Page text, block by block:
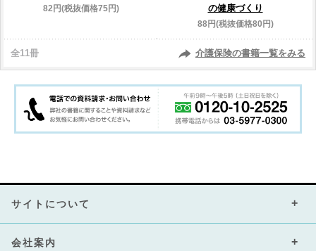
82円(税抜価格75円)
の健康づくり
88円(税抜価格80円)
全11冊 介護保険の書籍一覧をみる
サイトについて
会社案内